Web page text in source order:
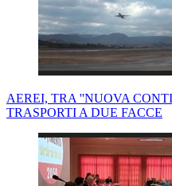
AEREI, TRA ''NUOVA
TRASPORTI A DUE FACCE